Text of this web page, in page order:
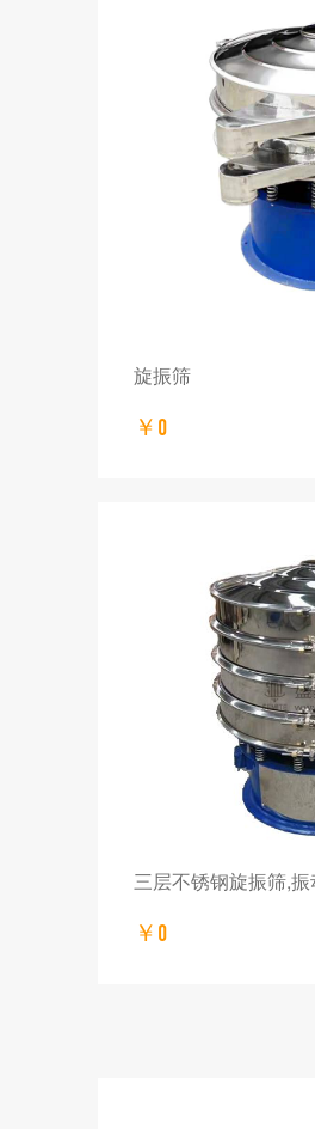
旋振筛
￥0
三层不锈钢旋振筛,
￥0